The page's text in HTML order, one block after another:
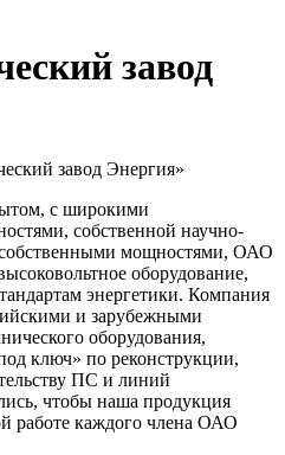
завод
с широкими
собственной научно-
собственными мощностями, ОАО
оборудование,
энергетики. Компания
и зарубежными
оборудования,
ключ» по реконструкции,
ПС и линий
чтобы наша продукция
работе каждого члена ОАО